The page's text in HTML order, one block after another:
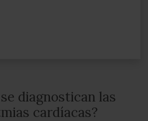
diagnostican las
cardíacas?